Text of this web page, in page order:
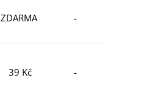
ZDARMA -
39 Kč -